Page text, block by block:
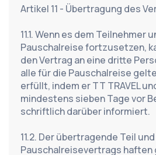
Artikel 11 - Übertragung des
11.1. Wenn es dem Teilnehmer
Pauschalreise fortzusetzen,
den Vertrag an eine dritte
alle für die Pauschalreise
erfüllt, indem er TT TRAVEL
mindestens sieben Tage vor
schriftlich darüber informiert.
11.2. Der übertragende Teil
Pauschalreisevertrags haften